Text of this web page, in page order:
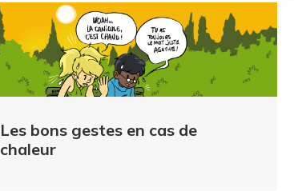
Les bons gestes en cas de
chaleur